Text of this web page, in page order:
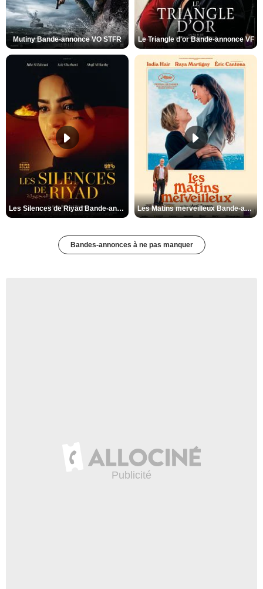
Mutiny Bande-annonce VO STFR Le Triangle d'or Bande-annonce VF
Les Silences de Riyad Bande-annonce VO STFR Les Matins merveilleux Bande-annonce VF
Bandes-annonces à ne pas manquer